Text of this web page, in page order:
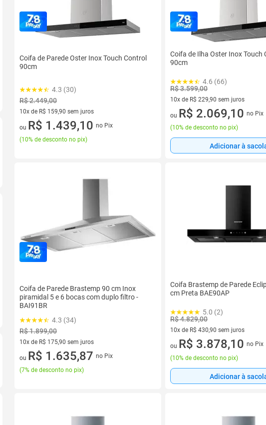
Coifa de Parede Oster Inox Touch Control
90cm
4.3 (30)
R$ 2.449,00
10x de R$ 159,90 sem juros
10 vez de R$ 159,90 sem juros
ou R$ 1.439,10 no Pix
(10% de desconto no pix)
Coifa de Ilha Oster Inox Touch
90cm
4.6 (66)
R$ 3.599,00
10x de R$ 229,90 sem juros
10 vez de R$ 229,90 sem juros
ou R$ 2.069,10 no Pix
(10% de desconto no pix)
Adicionar à
Coifa de Parede Brastemp 90 cm Inox
piramidal 5 e 6 bocas com duplo filtro -
BAI91BR
4.3 (34)
R$ 1.899,00
10x de R$ 175,90 sem juros
10 vez de R$ 175,90 sem juros
ou R$ 1.635,87 no Pix
(7% de desconto no pix)
Coifa Brastemp de Parede
cm Preta BAE90AP
5.0 (2)
R$ 4.829,00
10x de R$ 430,90 sem juros
10 vez de R$ 430,90 sem juros
ou R$ 3.878,10 no Pix
(10% de desconto no pix)
Adicionar à